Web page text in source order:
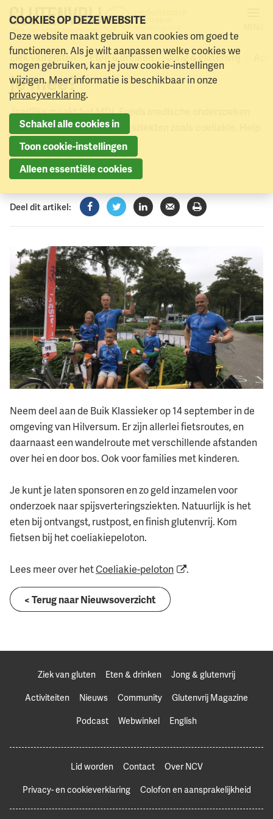
Naar menu Naar hoofdinhoud
Ziek van gluten Eten & drinken Jong & glutenvrij
Het MDL Fonds en de NCV
komen samen in actie! Fiets
je mee?
Jaarlijks maakt het MDL Fonds medische onderzoeken
mogelijk naar spijsverteringsziekten zoals coeliakie. Help
jij mee?
13 juni 2024
Deel dit artikel:
Facebook
TwitterLinkedInVerzenden
Printen
Neem deel aan de Buik Klassieker op 14 september in de
omgeving van Hilversum. Er zijn allerlei fietsroutes, en
daarnaast een wandelroute met verschillende afstanden
over hei en door bos. Ook voor families met kinderen.
Je kunt je laten sponsoren en zo geld inzamelen voor
onderzoek naar spijsverteringsziekten. Natuurlijk is het
eten bij ontvangst, rustpost, en finish glutenvrij. Kom
fietsen bij het coeliakiepeloton.
Lees meer over hetCoeliakie-peloton .
< Terug naar Nieuwsoverzicht
Ziek van gluten Eten & drinken
Jong & glutenvrij
Activiteiten
Nieuws Community
Glutenvrij Magazine
Podcast
Webwinkel English
Lid worden Contact
Over NCV
Privacy- en cookieverklaring
Colofon en aansprakelijkheid
COOKIES OP DEZE WEBSITE
Deze website maakt gebruik van cookies om goed te
functioneren. Als je wilt aanpassen welke cookies we
mogen gebruiken, kan je jouw cookie-instellingen
wijzigen. Meer informatie is beschikbaar in onze
privacyverklaring.
Schakel alle cookies in
Toon cookie-instellingen
Alleen essentiële cookies